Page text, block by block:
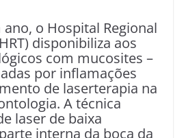
o Hospital Regional
disponibiliza aos
com mucosites –
por inflamações
de laserterapia na
A técnica
laser de baixa
interna da boca da